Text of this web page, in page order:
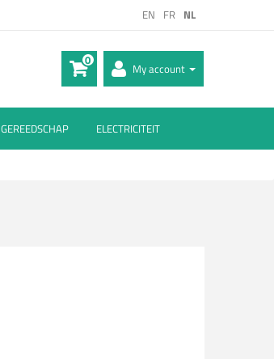
EN FR NL
My account
0
GEREEDSCHAP ELECTRICITEIT